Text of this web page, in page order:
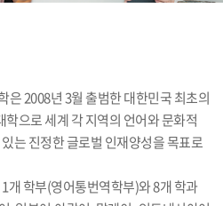
은 2008년 3월 출범한 대한민국 최초의
으로 세계 각 지역의 언어와 문화적
는 진정한 글로벌 인재양성을 목표로
개 학부(영어통번역학부)와 8개 학과